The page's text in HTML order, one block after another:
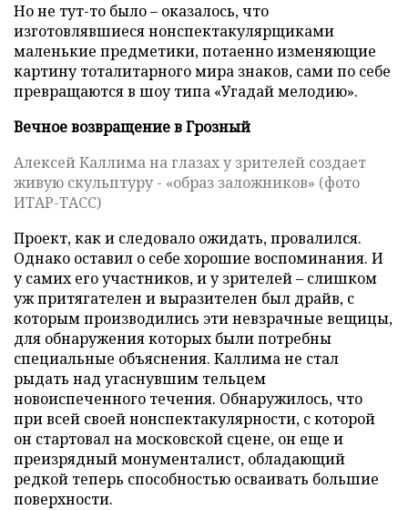
Но не тут-то было – оказалось, что
изготовлявшиеся нонспектакулярщиками
маленькие предметики, потаенно изменяющие
картину тоталитарного мира знаков, сами по себе
превращаются в шоу типа «Угадай мелодию».
Вечное возвращение в Грозный
Алексей Каллима на глазах у зрителей создает
живую скульптуру - «образ заложников» (фото
ИТАР-ТАСС)
Проект, как и следовало ожидать, провалился.
Однако оставил о себе хорошие воспоминания. И
у самих его участников, и у зрителей – слишком
уж притягателен и выразителен был драйв, с
которым производились эти невзрачные вещицы,
для обнаружения которых были потребны
специальные объяснения. Каллима не стал
рыдать над угаснувшим тельцем
новоиспеченного течения. Обнаружилось, что
при всей своей нонспектакулярности, с которой
он стартовал на московской сцене, он еще и
преизрядный монументалист, обладающий
редкой теперь способностью осваивать большие
поверхности.